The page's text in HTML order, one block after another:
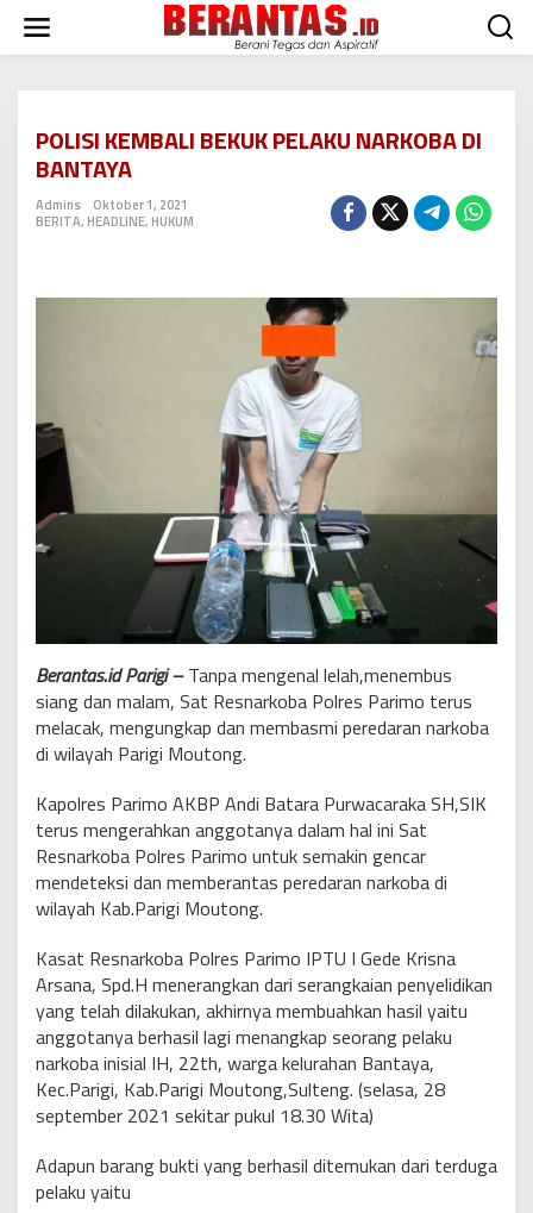
w
POLISI KEMBALI BEKUK PELAKU NARKOBA DI
BANTAYA
Admins
Oktober 1, 2021
BERITA, HEADLINE, HUKUM
Berantas.id Parigi – Tanpa mengenal lelah,menembus
siang dan malam, Sat Resnarkoba Polres Parimo terus
melacak, mengungkap dan membasmi peredaran narkoba
di wilayah Parigi Moutong.
Kapolres Parimo AKBP Andi Batara Purwacaraka SH,SIK
terus mengerahkan anggotanya dalam hal ini Sat
Resnarkoba Polres Parimo untuk semakin gencar
mendeteksi dan memberantas peredaran narkoba di
wilayah Kab.Parigi Moutong.
Kasat Resnarkoba Polres Parimo IPTU I Gede Krisna
Arsana, Spd.H menerangkan dari serangkaian penyelidikan
yang telah dilakukan, akhirnya membuahkan hasil yaitu
anggotanya berhasil lagi menangkap seorang pelaku
narkoba inisial IH, 22th, warga kelurahan Bantaya,
Kec.Parigi, Kab.Parigi Moutong,Sulteng. (selasa, 28
september 2021 sekitar pukul 18.30 Wita)
Adapun barang bukti yang berhasil ditemukan dari terduga
pelaku yaitu